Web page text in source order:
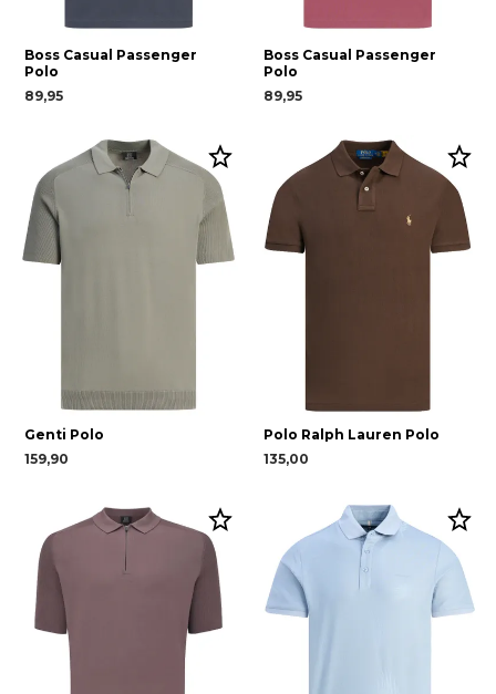
Boss Casual Passenger
Polo
89,95
Boss Casual Passenger
Polo
89,95
Genti Polo
159,90
Polo Ralph Lauren Polo
135,00